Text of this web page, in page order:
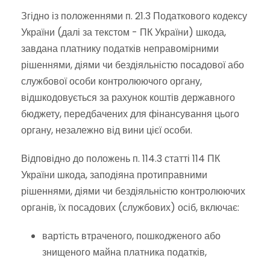
Згідно із положеннями п. 21.3 Податкового кодексу
України (далі за текстом - ПК України) шкода,
завдана платнику податків неправомірними
рішеннями, діями чи бездіяльністю посадової або
службової особи контролюючого органу,
відшкодовується за рахунок коштів державного
бюджету, передбачених для фінансування цього
органу, незалежно від вини цієї особи.
Відповідно до положень п. 114.3 статті 114 ПК
України шкода, заподіяна протиправними
рішеннями, діями чи бездіяльністю контролюючих
органів, їх посадових (службових) осіб, включає:
вартість втраченого, пошкодженого або
знищеного майна платника податків,